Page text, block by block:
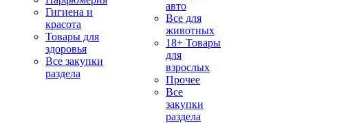
Гигиена и
красота
Товары для
здоровья
Все закупки
раздела
авто
Все для
животных
18+ Товары
для
взрослых
Прочее
Все
закупки
раздела